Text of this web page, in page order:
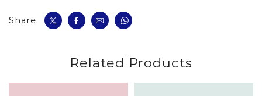
Share:
Related Products